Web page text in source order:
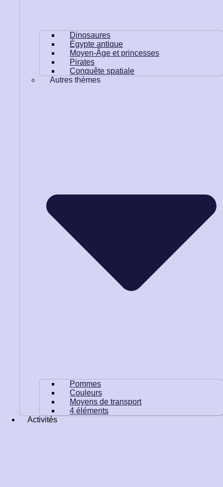
Dinosaures
Égypte antique
Moyen-Âge et princesses
Pirates
Conquête spatiale
Autres thèmes
Pommes
Couleurs
Moyens de transport
4 éléments
Activités